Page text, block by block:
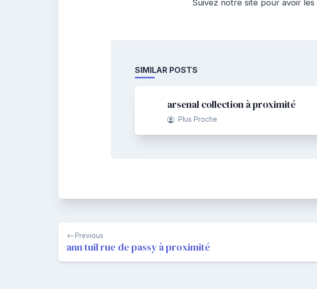
Suivez notre site pour avoir
SIMILAR POSTS
arsenal collection à proximité
Plus Proche
Navigation
de
l’article
Previous
ann tuil rue de passy à proximité